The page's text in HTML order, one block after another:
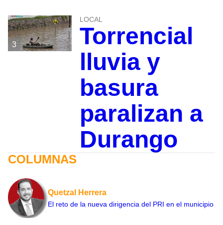
3
LOCAL
Torrencial
lluvia y
basura
paralizan a
Durango
COLUMNAS
Quetzal Herrera
El reto de la nueva dirigencia del PRI en el municipio